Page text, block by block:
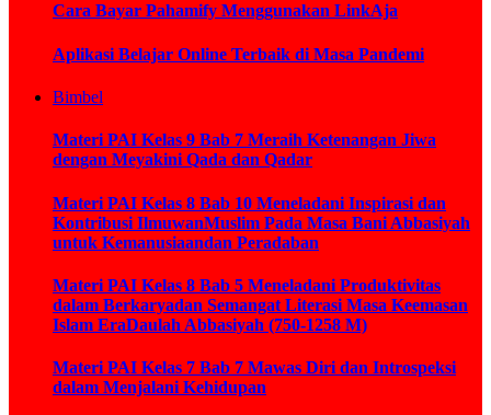
Cara Bayar Pahamify Menggunakan LinkAja
Aplikasi Belajar Online Terbaik di Masa Pandemi
Bimbel
Materi PAI Kelas 9 Bab 7 Meraih Ketenangan Jiwa
dengan Meyakini Qada dan Qadar
Materi PAI Kelas 8 Bab 10 Meneladani Inspirasi dan
Kontribusi IlmuwanMuslim Pada Masa Bani Abbasiyah
untuk Kemanusiaandan Peradaban
Materi PAI Kelas 8 Bab 5 Meneladani Produktivitas
dalam Berkaryadan Semangat Literasi Masa Keemasan
Islam EraDaulah Abbasiyah (750-1258 M)
Materi PAI Kelas 7 Bab 7 Mawas Diri dan Introspeksi
dalam Menjalani Kehidupan